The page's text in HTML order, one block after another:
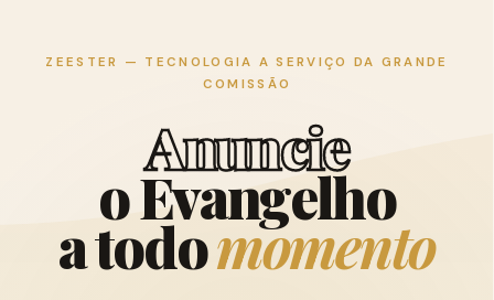
ZEESTER — TECNOLOGIA A SERVIÇO DA GRANDE
COMISSÃO
Anuncie
oEvangelho
atodomomento